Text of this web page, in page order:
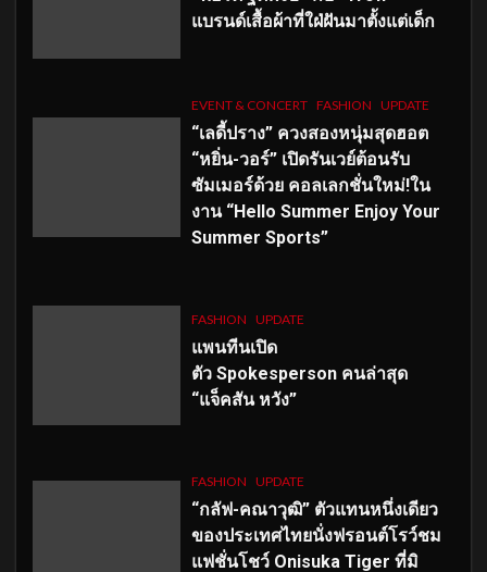
แบรนด์เสื้อผ้าที่ใฝ่ฝันมาตั้งแต่เด็ก
EVENT & CONCERT FASHION UPDATE
“เลดี้ปราง” ควงสองหนุ่มสุดฮอต
“หยิ่น-วอร์” เปิดรันเวย์ต้อนรับ
ซัมเมอร์ด้วย คอลเลกชั่นใหม่!ใน
งาน “Hello Summer Enjoy Your
Summer Sports”
FASHION UPDATE
แพนทีนเปิด
ตัว Spokesperson คนล่าสุด
“แจ็คสัน หวัง”
FASHION UPDATE
“กลัฟ-คณาวุฒิ” ตัวแทนหนึ่งเดียว
ของประเทศไทยนั่งฟรอนต์โรว์ชม
แฟชั่นโชว์ Onisuka Tiger ที่มิ